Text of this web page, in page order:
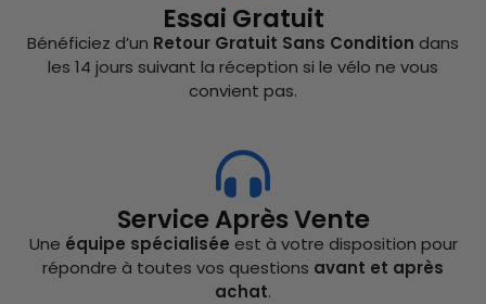
Essai Gratuit
Bénéficiez d’un Retour Gratuit Sans Condition dans
les 14 jours suivant la réception si le vélo ne vous
convient pas.
Service Après Vente
Une équipe spécialisée est à votre disposition pour
répondre à toutes vos questions avant et après
achat.